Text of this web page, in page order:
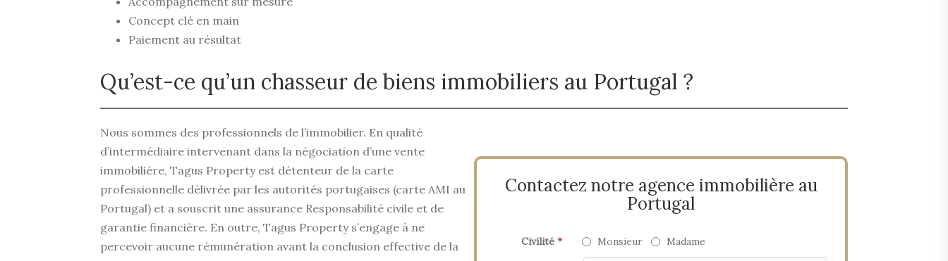
Concept clé en main
Paiement au résultat
Qu’est-ce qu’un chasseur de biens immobiliers au Portugal ?
Nous sommes des professionnels de l’immobilier. En qualité
d’intermédiaire intervenant dans la négociation d’une vente
immobilière, Tagus Property est détenteur de la carte
professionnelle délivrée par les autorités portugaises (carte AMI au
Portugal) et a souscrit une assurance Responsabilité civile et de
garantie financière. En outre, Tagus Property s’engage à ne
percevoir aucune rémunération avant la conclusion effective de la
Contactez notre agence immobilière au
Portugal
Civilité * Monsieur Madame